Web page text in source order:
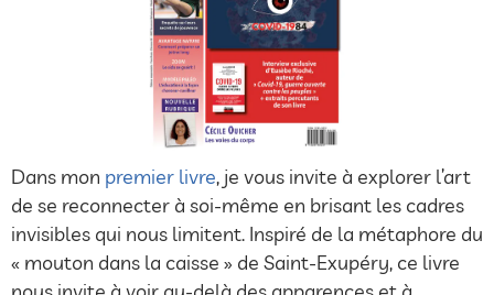
Dans mon premier livre, je vous invite à explorer l’art
de se reconnecter à soi-même en brisant les cadres
invisibles qui nous limitent. Inspiré de la métaphore du
« mouton dans la caisse » de Saint-Exupéry, ce livre